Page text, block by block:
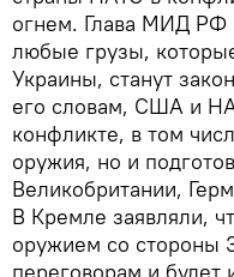
огнем. Глава МИД РФ
любые грузы,
Украины, станут
его словам, США и
конфликте, в том
оружия, но и
Великобритании,
В Кремле заявляли,
оружием со стороны
переговорам и будет